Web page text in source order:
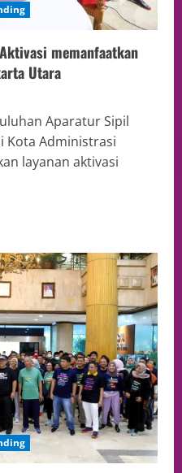
memanfaatkan
Utara
Aparatur Sipil
Kota Administrasi
layanan aktivasi